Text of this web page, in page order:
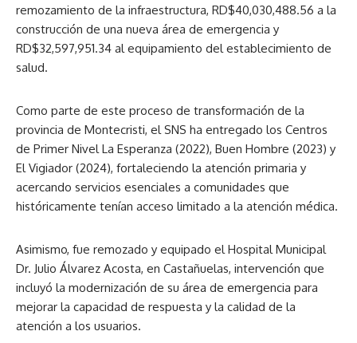
remozamiento de la infraestructura, RD$40,030,488.56 a la
construcción de una nueva área de emergencia y
RD$32,597,951.34 al equipamiento del establecimiento de
salud.
Como parte de este proceso de transformación de la
provincia de Montecristi, el SNS ha entregado los Centros
de Primer Nivel La Esperanza (2022), Buen Hombre (2023) y
El Vigiador (2024), fortaleciendo la atención primaria y
acercando servicios esenciales a comunidades que
históricamente tenían acceso limitado a la atención médica.
Asimismo, fue remozado y equipado el Hospital Municipal
Dr. Julio Álvarez Acosta, en Castañuelas, intervención que
incluyó la modernización de su área de emergencia para
mejorar la capacidad de respuesta y la calidad de la
atención a los usuarios.